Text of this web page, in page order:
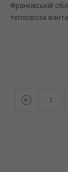
Франківській
тепловоза
1